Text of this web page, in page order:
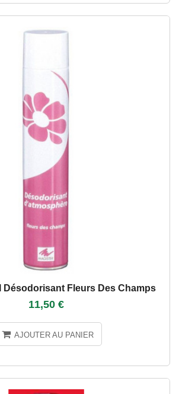
Désodorisant Fleurs Des Champs
11,50 €
AJOUTER AU PANIER